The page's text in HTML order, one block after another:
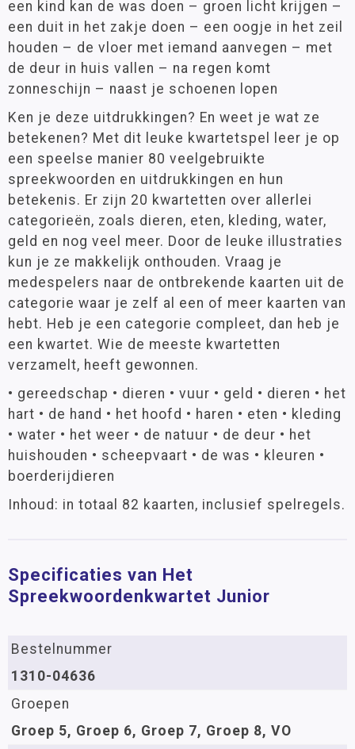
een kind kan de was doen – groen licht krijgen –
een duit in het zakje doen – een oogje in het zeil
houden – de vloer met iemand aanvegen – met
de deur in huis vallen – na regen komt
zonneschijn – naast je schoenen lopen
Ken je deze uitdrukkingen? En weet je wat ze
betekenen? Met dit leuke kwartetspel leer je op
een speelse manier 80 veelgebruikte
spreekwoorden en uitdrukkingen en hun
betekenis. Er zijn 20 kwartetten over allerlei
categorieën, zoals dieren, eten, kleding, water,
geld en nog veel meer. Door de leuke illustraties
kun je ze makkelijk onthouden. Vraag je
medespelers naar de ontbrekende kaarten uit de
categorie waar je zelf al een of meer kaarten van
hebt. Heb je een categorie compleet, dan heb je
een kwartet. Wie de meeste kwartetten
verzamelt, heeft gewonnen.
• gereedschap • dieren • vuur • geld • dieren • het
hart • de hand • het hoofd • haren • eten • kleding
• water • het weer • de natuur • de deur • het
huishouden • scheepvaart • de was • kleuren •
boerderijdieren
Inhoud: in totaal 82 kaarten, inclusief spelregels.
Specificaties van Het
Spreekwoordenkwartet Junior
Bestelnummer
1310-04636
Groepen
Groep 5, Groep 6, Groep 7, Groep 8, VO